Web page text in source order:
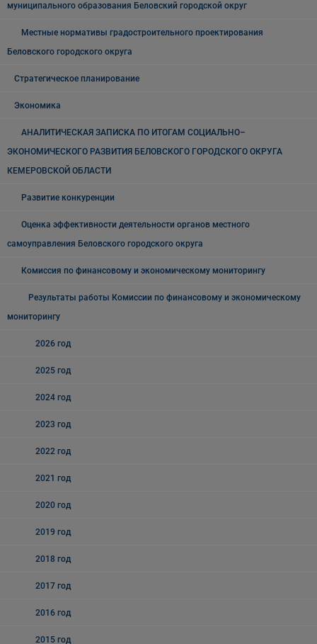
муниципального образования Беловский городской округ
Местные нормативы градостроительного проектирования
Беловского городского округа
Стратегическое планирование
Экономика
АНАЛИТИЧЕСКАЯ ЗАПИСКА ПО ИТОГАМ СОЦИАЛЬНО–
ЭКОНОМИЧЕСКОГО РАЗВИТИЯ БЕЛОВСКОГО ГОРОДСКОГО ОКРУГА
КЕМЕРОВСКОЙ ОБЛАСТИ
Развитие конкуренции
Оценка эффективности деятельности органов местного
самоуправления Беловского городского округа
Комиссия по финансовому и экономическому мониторингу
Результаты работы Комиссии по финансовому и экономическому
мониторингу
2026 год
2025 год
2024 год
2023 год
2022 год
2021 год
2020 год
2019 год
2018 год
2017 год
2016 год
2015 год